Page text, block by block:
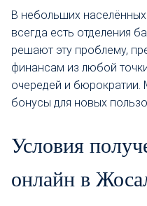
В небольших
всегда есть отделения
решают эту проблему,
финансам из любой
очередей и
бонусы для новых
Условия
онлайн в